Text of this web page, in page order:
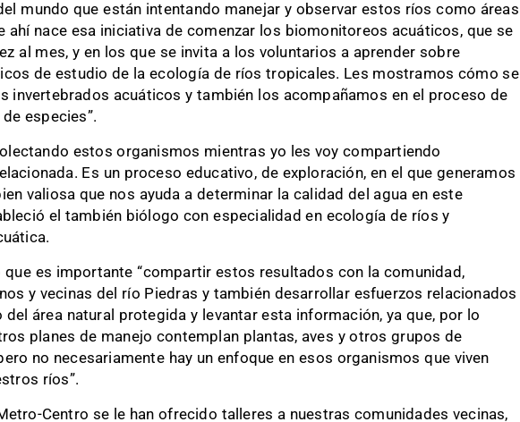
mundo que están intentando manejar y observar estos ríos como áreas
ahí nace esa iniciativa de comenzar los biomonitoreos acuáticos, que se
al mes, y en los que se invita a los voluntarios a aprender sobre
de estudio de la ecología de ríos tropicales. Les mostramos cómo se
invertebrados acuáticos y también los acompañamos en el proceso de
especies”.
estos organismos mientras yo les voy compartiendo
Es un proceso educativo, de exploración, en el que generamos
valiosa que nos ayuda a determinar la calidad del agua en este
el también biólogo con especialidad en ecología de ríos y
que es importante “compartir estos resultados con la comunidad,
y vecinas del río Piedras y también desarrollar esfuerzos relacionados
del área natural protegida y levantar esta información, ya que, por lo
planes de manejo contemplan plantas, aves y otros grupos de
no necesariamente hay un enfoque en esos organismos que viven
ríos”.
Centro se le han ofrecido talleres a nuestras comunidades vecinas,